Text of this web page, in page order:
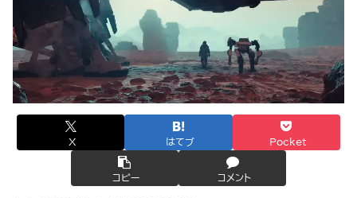
X はてブ Pocket
コピー コメント